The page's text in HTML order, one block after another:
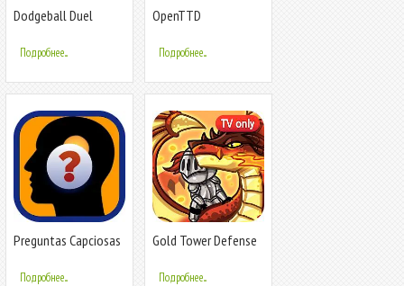
Dodgeball Duel
Подробнее...
OpenTTD
Подробнее...
Preguntas Capciosas
Подробнее...
Gold Tower Defense
Подробнее...